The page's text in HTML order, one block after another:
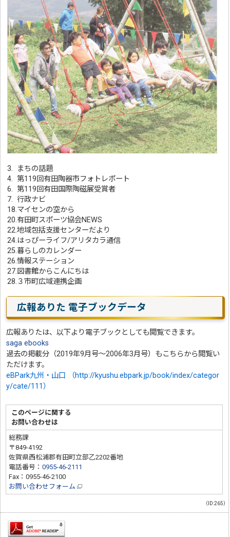
3. まちの話題
4. 第119回有田陶器市フォトレポート
6. 第119回有田国際陶磁展受賞者
7. 行政ナビ
18.マイセンの空から
20.有田町スポーツ協会NEWS
22.地域包括支援センターだより
24.はっぴーライフ/アリタカラ通信
25.暮らしのカレンダー
26.情報ステーション
27.図書館からこんにちは
28.３市町広域連携企画
広報ありた 電子ブックデータ
広報ありたは、以下より電子ブックとしても閲覧できます。
saga ebooks
過去の掲載分（2019年9月号～2006年3月号）もこちらから閲覧い
ただけます。
eBPark九州・山口 （http://kyushu.ebpark.jp/book/index/categor
y/cate/111）
このページに関する
お問い合わせは
総務課
〒849-4192
佐賀県西松浦郡有田町立部乙2202番地
電話番号：0955-46-2111
Fax：0955-46-2100
お問い合わせフォーム
（ID:265）